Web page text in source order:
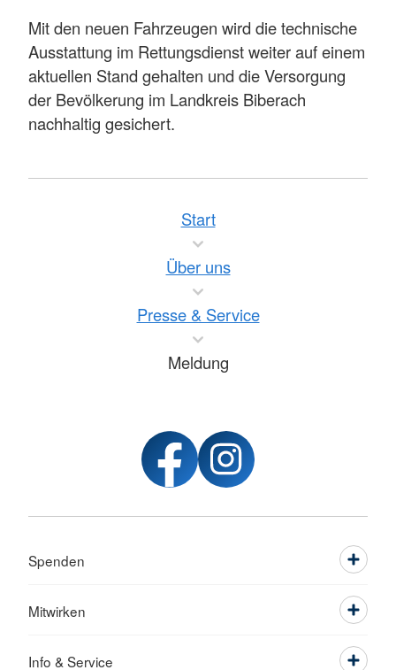
Mit den neuen Fahrzeugen wird die technische
Ausstattung im Rettungsdienst weiter auf einem
aktuellen Stand gehalten und die Versorgung
der Bevölkerung im Landkreis Biberach
nachhaltig gesichert.
Start
Über uns
Presse & Service
Meldung
Spenden
Mitwirken
Info & Service